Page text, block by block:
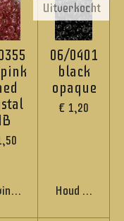
Uitverkocht
06/0401
black
opaque
€ 1,20
Houd mij op